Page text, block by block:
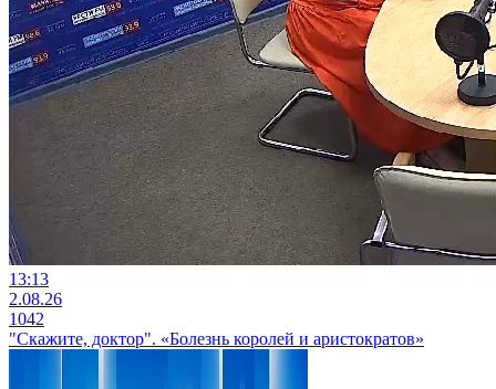
13:13
2.08.26
1042
"Скажите, доктор". «Болезнь королей и аристократов»